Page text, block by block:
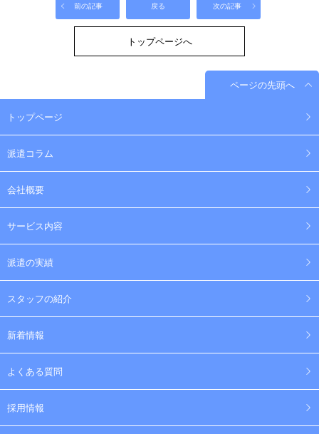
前の記事 戻る 次の記事
トップページへ
ページの先頭へ
トップページ
派遣コラム
会社概要
サービス内容
派遣の実績
スタッフの紹介
新着情報
よくある質問
採用情報